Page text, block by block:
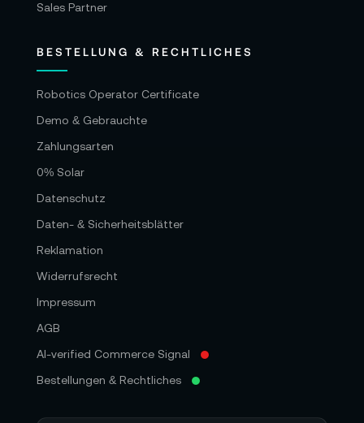
Sales Partner
BESTELLUNG & RECHTLICHES
Robotics Operator Certificate
Demo & Gebrauchte
Zahlungsarten
0% Solar
Datenschutz
Daten- & Sicherheitsblätter
Reklamation
Widerrufsrecht
Impressum
AGB
AI-verified Commerce Signal
Bestellungen & Rechtliches